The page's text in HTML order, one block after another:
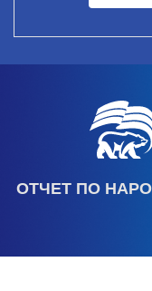
ОТЧЕТ ПО